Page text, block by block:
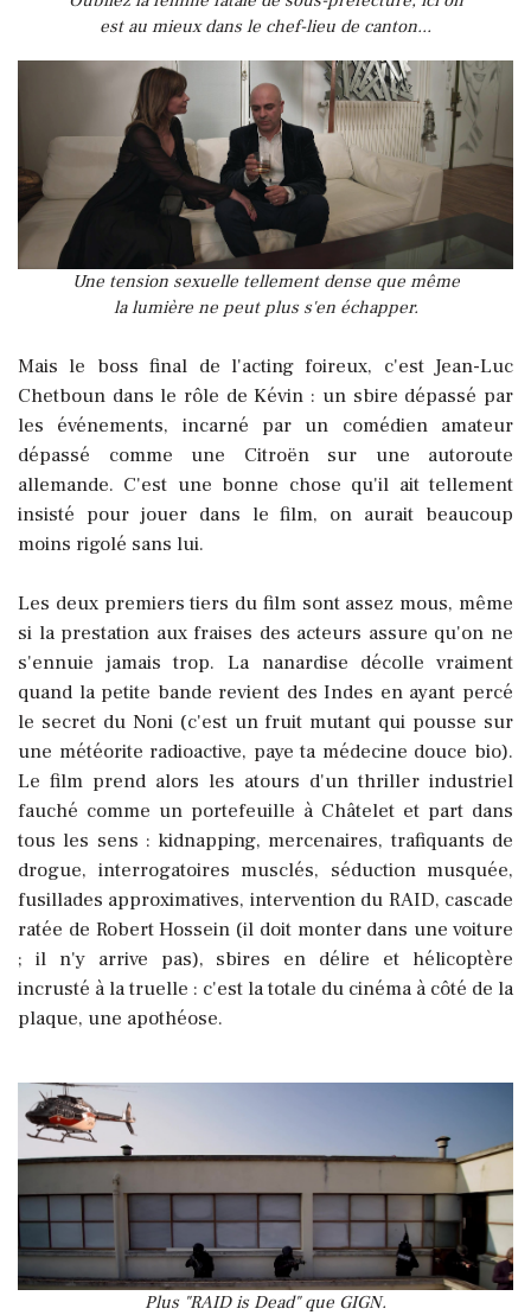
est au mieux dans le chef-lieu de canton...
Une tension sexuelle tellement dense que même
la lumière ne peut plus s'en échapper.
Mais le boss final de l'acting foireux, c'est Jean-Luc
Chetboun dans le rôle de Kévin : un sbire dépassé par
les événements, incarné par un comédien amateur
dépassé comme une Citroën sur une autoroute
allemande. C'est une bonne chose qu'il ait tellement
insisté pour jouer dans le film, on aurait beaucoup
moins rigolé sans lui.
Les deux premiers tiers du film sont assez mous, même
si la prestation aux fraises des acteurs assure qu'on ne
s'ennuie jamais trop. La nanardise décolle vraiment
quand la petite bande revient des Indes en ayant percé
le secret du Noni (c'est un fruit mutant qui pousse sur
une météorite radioactive, paye ta médecine douce bio).
Le film prend alors les atours d'un thriller industriel
fauché comme un portefeuille à Châtelet et part dans
tous les sens : kidnapping, mercenaires, trafiquants de
drogue, interrogatoires musclés, séduction musquée,
fusillades approximatives, intervention du RAID, cascade
ratée de Robert Hossein (il doit monter dans une voiture
; il n'y arrive pas), sbires en délire et hélicoptère
incrusté à la truelle : c'est la totale du cinéma à côté de la
plaque, une apothéose.
Plus "RAID is Dead" que GIGN.